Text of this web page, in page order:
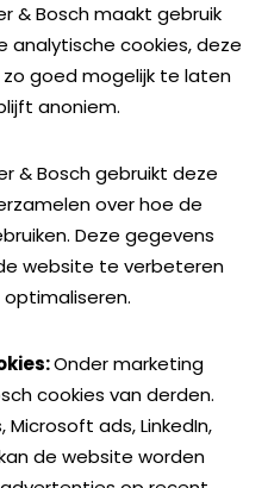
& Bosch maakt gebruik
analytische cookies, deze
goed mogelijk te laten
anoniem.
& Bosch gebruikt deze
over hoe de
Deze gegevens
website te verbeteren
Onder marketing
cookies van derden.
Microsoft ads, LinkedIn,
de website worden